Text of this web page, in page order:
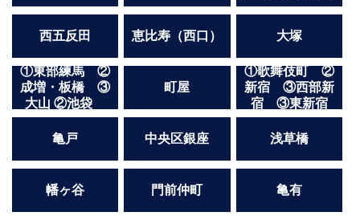
西五反田 恵比寿（西口） 大塚
①東部練馬 ②
成増・板橋 ③
大山 ②池袋
町屋
①歌舞伎町 ②
新宿 ③西部新
宿 ③東新宿
亀戸 中央区銀座 浅草橋
幡ヶ谷 門前仲町 亀有